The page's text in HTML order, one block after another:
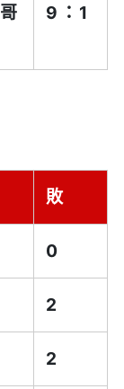
9：1
敗
0
2
2